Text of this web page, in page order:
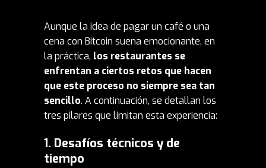
Aunque la idea de pagar un café o una
cena con Bitcoin suena emocionante, en
la práctica, los restaurantes se
enfrentan a ciertos retos que hacen
que este proceso no siempre sea tan
sencillo. A continuación, se detallan los
tres pilares que limitan esta experiencia:
1. Desafíos técnicos y de
tiempo